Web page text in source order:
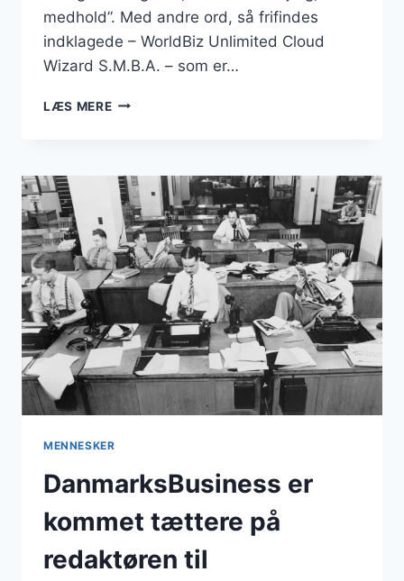
medhold”. Med andre ord, så frifindes
indklagede – WorldBiz Unlimited Cloud
Wizard S.M.B.A. – som er…
LÆS MEREDOMÆNET
DEL
AF
DANMARKSBUSINESS
MENNESKER
DanmarksBusiness er
kommet tættere på
redaktøren til